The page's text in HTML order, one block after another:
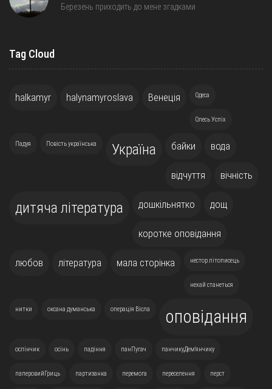
Березень приходить до мене згадками
Tag Cloud
halkamyr halynamyroslava Венеція Одеса
Олесь Успіх
Падуя Повість українська Україна байки вода
відчуття вічність
дитяча література дошкільнятко дощ
коротке оповідання
любов література мала сторінка нестор літописець
нехай станеться
нитки оксана думанська операція Вісла оповідання
ослінчик осінь падіння панПугач панчикуДем'янчику
паперовийГриць партизанка перемога переселення перст